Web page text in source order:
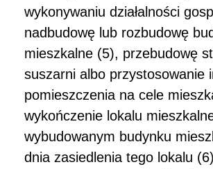
wykonywaniu działalności
nadbudowę lub rozbudowę
mieszkalne (5), przebudowę
suszarni albo przystosowanie
pomieszczenia na cele
wykończenie lokalu
wybudowanym budynku
dnia zasiedlenia tego lokalu